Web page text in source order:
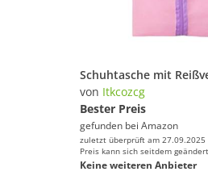
von Itkcozcg
Bester Preis
gefunden bei Amazon
zuletzt überprüft am 27.09.2025
Preis kann sich seitdem
Keine weiteren Anbieter